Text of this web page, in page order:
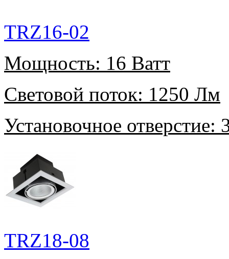
TRZ16-02
Мощность: 16 Ватт
Световой поток: 1250 Лм
Установочное отверстие:
TRZ18-08